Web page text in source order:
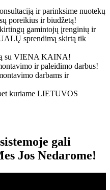
ir parinksime nuotekų
poreikius ir biudžetą!
gamintojų įrenginių ir
sprendimą skirtą tik
su VIENA KAINA!
ir paleidimo darbus!
darbams ir
kuriame LIETUVOS
gali
Jos Nedarome!